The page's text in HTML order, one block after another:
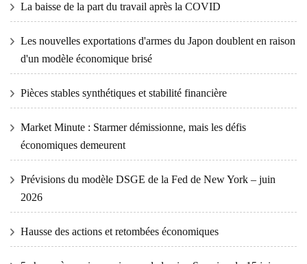
La baisse de la part du travail après la COVID
Les nouvelles exportations d'armes du Japon doublent en raison
d'un modèle économique brisé
Pièces stables synthétiques et stabilité financière
Market Minute : Starmer démissionne, mais les défis
économiques demeurent
Prévisions du modèle DSGE de la Fed de New York – juin
2026
Hausse des actions et retombées économiques